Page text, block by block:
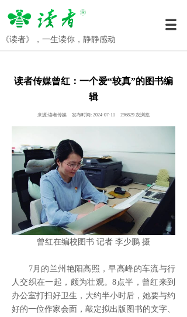
《读者》，一生读你，静静感动
读者传媒曾红：一个爱“较真”的图书编
辑
来源:读者传媒 发布时间: 2024-07-11 296829 次浏览
曾红在编校图书 记者 李少鹏 摄
7月的兰州艳阳高照，早高峰的车流与行
人交织在一起，颇为壮观。8点半，曾红来到
办公室打扫好卫生，大约半小时后，她要与约
好的一位作家会面，敲定拟出版图书的文字、